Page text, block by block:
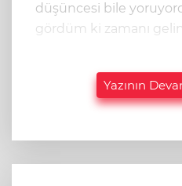
düşüncesi bile
gördüm ki zamanı
Yazının